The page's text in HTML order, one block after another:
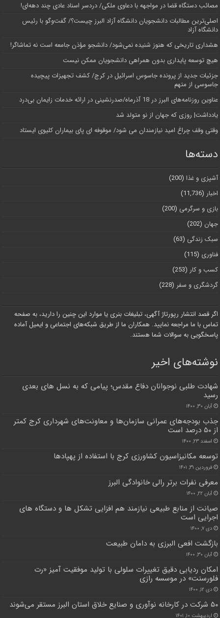
مصائب دستگاه قضا در مواجهه با دعاوی ملکی/ دردسر اسناد عادی چند‌ دهه‌ای!
اصلی‌ترین مطالبات دانشجویان دانشگاه آزاد البرز چیست؟/ گفت‌وگو با رئیس
دانشگاه آز‌اد
هشداری تاریخی که هنوز شنیده نمی‌شود/ دانشجو مؤذن جامعه است نه تماشاگر!
هیچ توسعه پایداری بدون همراهی دانشجویان ممکن نیست
جزئیات جدید از پرونده جاسوس اسرائیل در کرج/‌ کشف تجهیزات پیچیده
جاسوسی از متهم
عناوین روزنامه‌های البرز در ‌18 آذرماه/صدرنشینی در ارائه خدمات زایمان بی‌درد
یادداشت| روزی که جهان از نو متولد شد
وقتی وقف چراغ امید نیازمندان می شود/ موقوفه ای پای بیماران کلیوی ایستاد
دسته‌ها
آشپزی و غذا (200)
اخبار (11,736)
بازی و سرگرمی (200)
جهان (202)
سبک زندگی (63)
فناوری (115)
کسب و کار (253)
گردشگری و سفر (228)
اگر قصد انتشار رپورتاژ آگهی، تبلیغات بنری یا موارد این چنین را دارید، به صفحه
تماس با ما مراجعه نمایید. همکاران ما از طریق شبکه‌های اجتماعی و ایمیل آماده
پاسخگویی به سوالات شما هستند.
نوشته‌های اخیر
شهادت طلبی نوجوانان دفاع مقدس؛ پیامی که به نسل های بعدی
رسید
آبان ۳۰, ۱۴۰۰
جذب بودجه‌های عمرانی سازمان‌ها و معاونت‌های شهرداری کرج کمتر
از ۵۰ درصد است
اسفند ۲۳, ۱۴۰۰
توسعه مکانیزاسیون کشاورزی کرج با استفاده از پهپادها
فروردین ۳۱, ۱۴۰۱
معرفی نفرات برتر رالی خانوادگی البرز
آبان ۲۲, ۱۴۰۰
صیانت از منابع طبیعی نیازمند هم افزایی تشکل ها و دستگاه های
اجرایی است
دی ۷, ۱۴۰۰
بازگشت افعی البرزی به دامان طبیعت
آبان ۳۰, ۱۴۰۰
امکان ردیابی دقیق تغییرات سلولی با تولید موفقیت آمیز «رت
فلورسنت» در موسسه رازی
دی ۱۲, ۱۴۰۰
۵۰ شرکت در کارخانه نوآوری و صنایع خلاق استان البرز مستقر می‌شوند
اردیبهشت ۱۰, ۱۴۰۱